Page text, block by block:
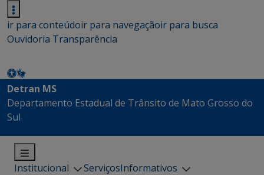
ir para conteúdoir para navegaçãoir para busca
Ouvidoria Transparência
Detran MS
Departamento Estadual de Trânsito de Mato Grosso do
Sul
Institucional ServiçosInformativos